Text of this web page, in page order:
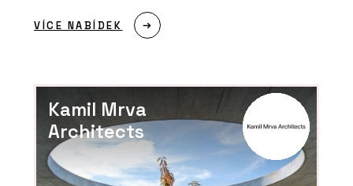
VÍCE NABÍDEK
Kamil Mrva
Architects